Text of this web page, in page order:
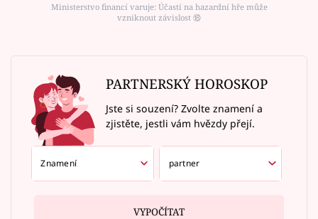
Ministerstvo financí varuje: Účastí na hazardní hře může
vzniknout závislost ⑱
PARTNERSKÝ HOROSKOP
Jste si souzení? Zvolte znamení a
zjistěte, jestli vám hvězdy přejí.
VYPOČÍTAT